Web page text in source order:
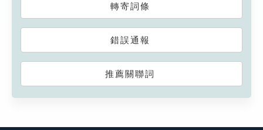
轉寄詞條
錯誤通報
推薦關聯詞